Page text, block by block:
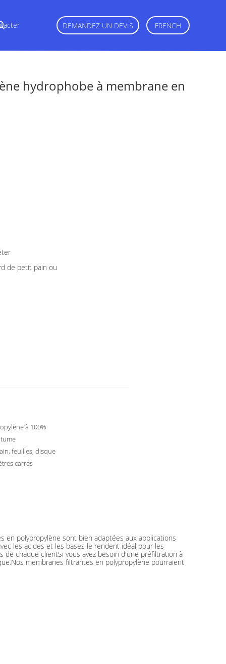
DEMANDEZ UN DEVIS FRENCH
hydrophobe à membrane en
de petit pain ou
à 100%
feuilles, disque
carrés
en polypropylène sont bien adaptées aux applications
les acides et les bases le rendent idéal pour les
chaque clientSi vous avez besoin d'une préfiltration à
membranes filtrantes en polypropylène pourraient